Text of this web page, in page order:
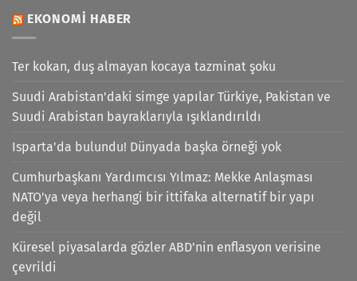
EKONOMI HABER
Ter kokan, duş almayan kocaya tazminat şoku
Suudi Arabistan'daki simge yapılar Türkiye, Pakistan ve
Suudi Arabistan bayraklarıyla ışıklandırıldı
Isparta'da bulundu! Dünyada başka örneği yok
Cumhurbaşkanı Yardımcısı Yılmaz: Mekke Anlaşması
NATO'ya veya herhangi bir ittifaka alternatif bir yapı
değil
Küresel piyasalarda gözler ABD'nin enflasyon verisine
çevrildi